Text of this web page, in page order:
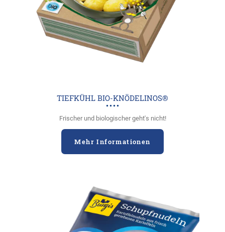
TIEFKÜHL BIO-KNÖDELINOS®
Frischer und biologischer geht's nicht!
Mehr Informationen